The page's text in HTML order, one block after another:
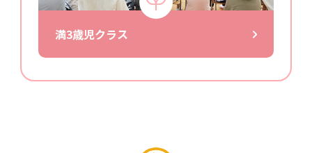
満3歳児クラス